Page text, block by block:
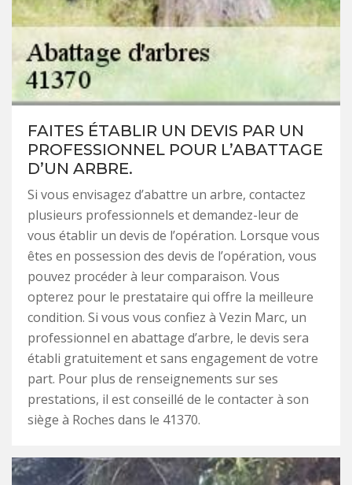
FAITES ÉTABLIR UN DEVIS PAR UN
PROFESSIONNEL POUR L’ABATTAGE
D’UN ARBRE.
Si vous envisagez d’abattre un arbre, contactez
plusieurs professionnels et demandez-leur de
vous établir un devis de l’opération. Lorsque vous
êtes en possession des devis de l’opération, vous
pouvez procéder à leur comparaison. Vous
opterez pour le prestataire qui offre la meilleure
condition. Si vous vous confiez à Vezin Marc, un
professionnel en abattage d’arbre, le devis sera
établi gratuitement et sans engagement de votre
part. Pour plus de renseignements sur ses
prestations, il est conseillé de le contacter à son
siège à Roches dans le 41370.